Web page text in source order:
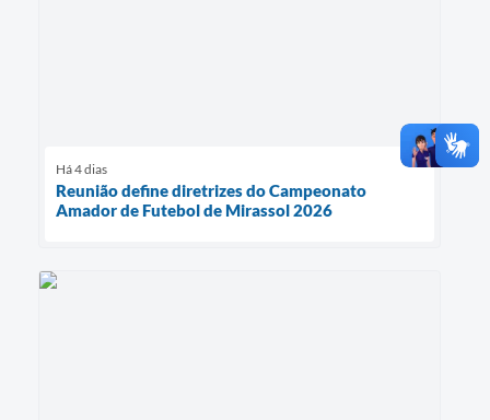
Há 4 dias
Reunião define diretrizes do Campeonato
Amador de Futebol de Mirassol 2026